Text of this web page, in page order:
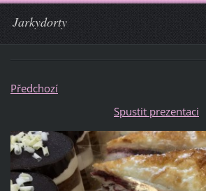
Jarkydorty
Předchozí
Spustit prezentaci